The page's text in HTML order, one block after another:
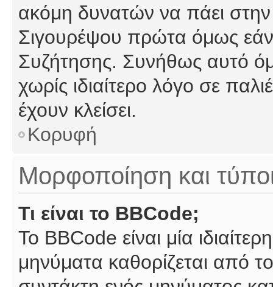
ακόμη δυνατών να πάει
Σιγουρέψου πρώτα όμως εάν
Συζήτησης. Συνήθως αυτό
χωρίς ιδιαίτερο λόγο σε
έχουν κλείσει.
Κορυφή
Μορφοποίηση και
Τι είναι το BBCode;
Το BBCode είναι μία
μηνύματα καθορίζεται από